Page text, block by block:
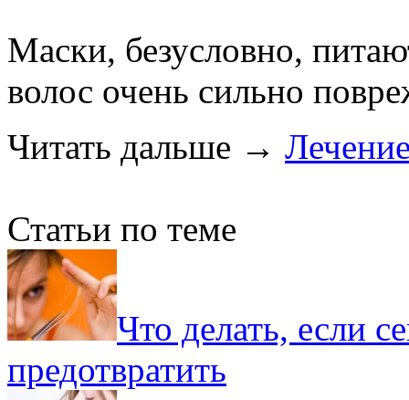
Маски, безусловно,
волос очень сильно
Читать дальше →
Статьи по теме
Что делать, если
предотвратить